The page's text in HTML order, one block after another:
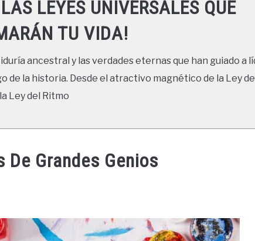
LEYES UNIVERSALES QUE
TU VIDA!
ancestral y las verdades eternas que han guiado a
de la historia. Desde el atractivo magnético de la Ley
Ley del Ritmo
Grandes Genios